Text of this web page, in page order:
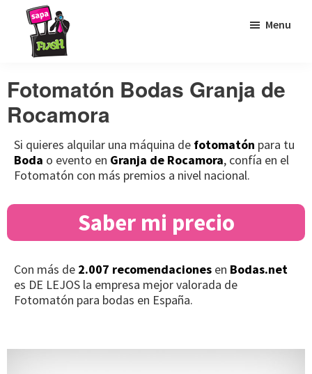
Saltar
principal
Saltar
contenido
Saltar
página
para
bodas
Menu
Fotomatón Bodas Granja de
Rocamora
Si quieres alquilar una máquina de fotomatón para tu
Boda o evento en Granja de Rocamora, confía en el
Fotomatón con más premios a nivel nacional.
Saber mi precio
Con más de 2.007 recomendaciones en Bodas.net
es DE LEJOS la empresa mejor valorada de
Fotomatón para bodas en España.